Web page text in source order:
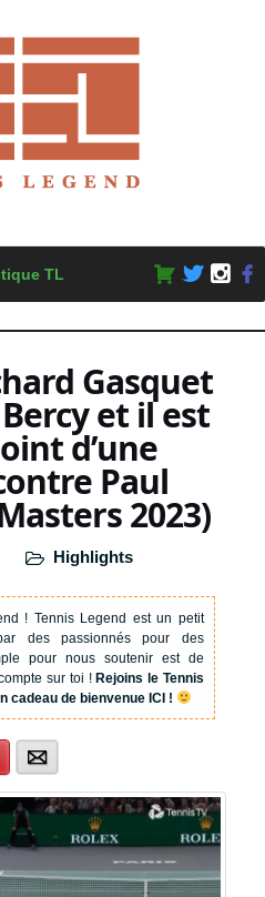
TL
Gasquet
et il est
d’une
Paul
2023)
Highlights
! Tennis Legend est un petit
des passionnés pour des
pour nous soutenir est de
sur toi !Rejoins le Tennis
cadeau de bienvenue ICI !